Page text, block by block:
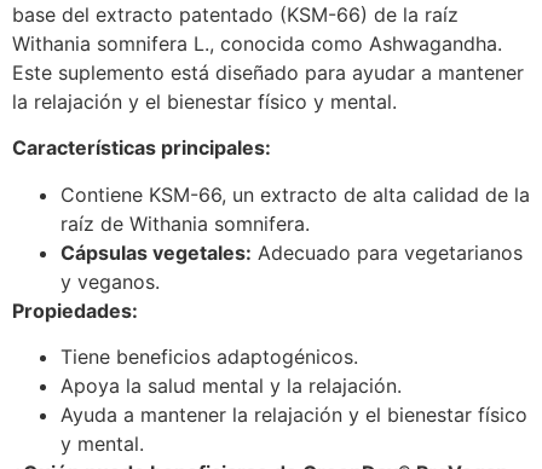
base del extracto patentado (KSM-66) de la raíz
Withania somnifera L., conocida como Ashwagandha.
Este suplemento está diseñado para ayudar a mantener
la relajación y el bienestar físico y mental.
Características principales:
Contiene KSM-66, un extracto de alta calidad de la
raíz de Withania somnifera.
Cápsulas vegetales: Adecuado para vegetarianos
y veganos.
Propiedades:
Tiene beneficios adaptogénicos.
Apoya la salud mental y la relajación.
Ayuda a mantener la relajación y el bienestar físico
y mental.